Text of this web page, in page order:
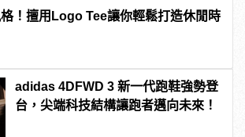
！擅用Logo Tee讓你輕鬆打造休閒時
adidas 4DFWD 3 新一代跑鞋強勢登
台，尖端科技結構讓跑者邁向未來！